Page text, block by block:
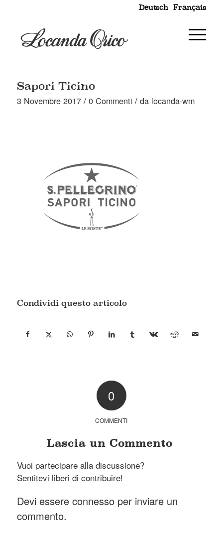
Deutsch Français
Sapori Ticino
3 Novembre 2017 / 0 Commenti / da locanda-wm
Condividi questo articolo
0
COMMENTI
Lascia un Commento
Vuoi partecipare alla discussione?
Sentitevi liberi di contribuire!
Devi essere connessoper inviare un
commento.